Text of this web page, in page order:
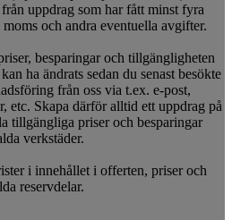
från uppdrag som har fått minst fyra
och andra eventuella avgifter.
besparingar och tillgängligheten
ha ändrats sedan du senast besökte
från oss via t.ex. e-post,
etc. Skapa därför alltid ett uppdrag på
tillgängliga priser och besparingar
verkstäder.
i innehållet i offerten, priser och
reservdelar.